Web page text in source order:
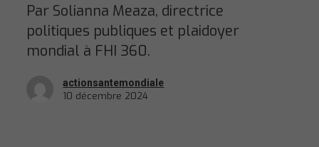
Par Solianna Meaza, directrice
politiques publiques et plaidoyer
mondial à FHI 360.
actionsantemondiale
10 décembre 2024